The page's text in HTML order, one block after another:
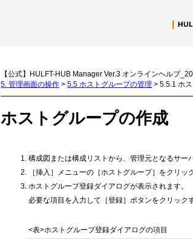
【公式】HULFT-HUB Manager Ver.3 オンラインヘルプ
5. 管理画面の操作 >5.5 ホストグループの管理 >5.5.1 ホ
ホストグループの作成
構成図または構成リストから、管理元となるサー
［挿入］メニューの［ホストグループ］をクリッ
ホストグループ登録ダイアログが表示されます。
必要な項目を入力して［登録］ボタンをクリッ
<表>ホストグループ登録ダイアログの項目